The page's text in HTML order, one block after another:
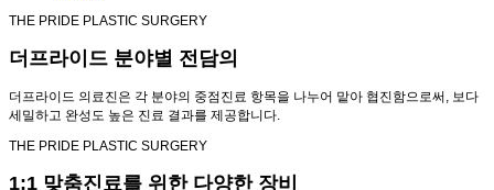
THE PRIDE PLASTIC SURGERY
더프라이드 분야별 전담의
더프라이드 의료진은 각 분야의 중점진료 항목을 나누어 맡아 협진함으로써, 보다
세밀하고 완성도 높은 진료 결과를 제공합니다.
THE PRIDE PLASTIC SURGERY
1:1 맞춤진료를 위한 다양한 장비